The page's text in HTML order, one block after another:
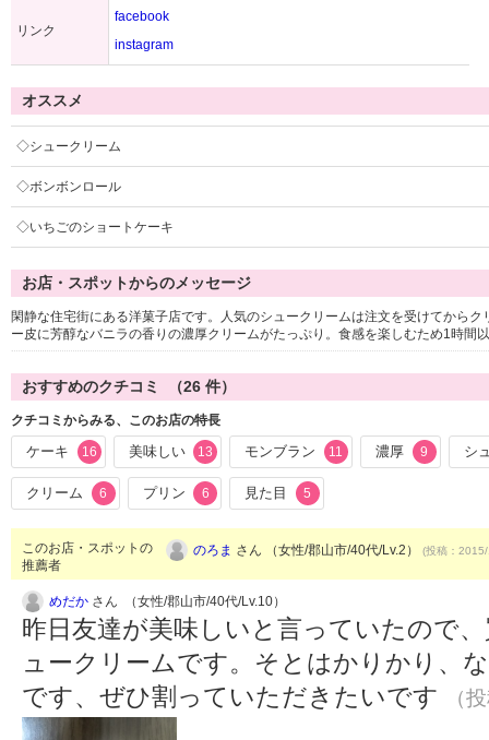
リンク
facebook
instagram
オススメ
◇シュークリーム
◇ボンボンロール
◇いちごのショートケーキ
お店・スポットからのメッセージ
閑静な住宅街にある洋菓子店です。人気のシュークリームは注文を受けてから
ー皮に芳醇なバニラの香りの濃厚クリームがたっぷり。食感を楽しむため1時間
おすすめのクチコミ （26 件）
クチコミからみる、このお店の特長
ケーキ 16 美味しい 13 モンブラン 11 濃厚 9 シ
クリーム 6 プリン 6 見た目 5
このお店・スポットの
推薦者
のろま さん （女性/郡山市/40代/Lv.2） (投稿：
めだか さん （女性/郡山市/40代/Lv.10）
昨日友達が美味しいと言っていたので
ュークリームです。そとはかりかり、
です、ぜひ割っていただきたいです
（